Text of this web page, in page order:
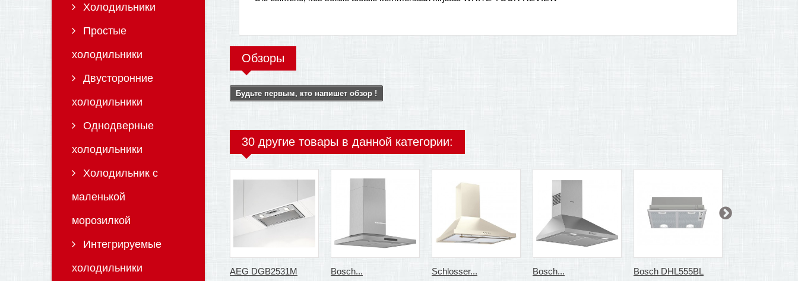
Холодильники
Простые
холодильники
Двусторонние
холодильники
Однодверные
холодильники
Холодильник с
маленькой
морозилкой
Интегрируемые
холодильники
Обзоры
Будьте первым, кто напишет обзор !
30 другие товары в данной категории:
AEG DGB2531M Bosch... Schlosser... Bosch... Bosch DHL555BL